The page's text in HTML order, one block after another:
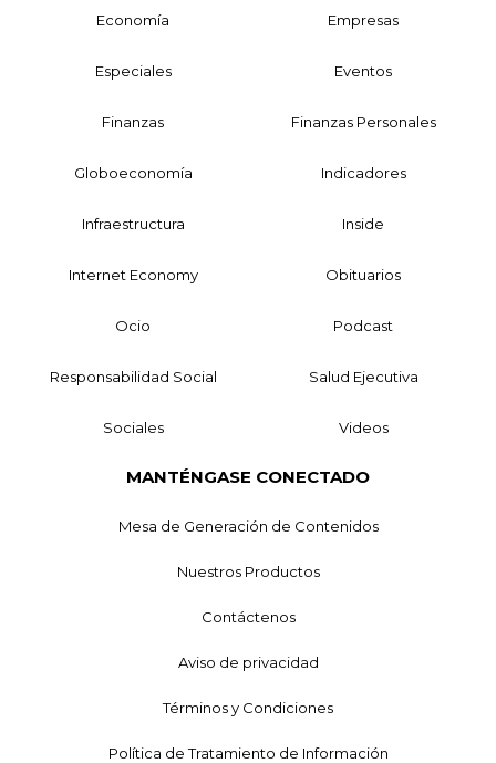
Economía Empresas
Especiales Eventos
Finanzas Finanzas Personales
Globoeconomía Indicadores
Infraestructura Inside
Internet Economy Obituarios
Ocio Podcast
Responsabilidad Social Salud Ejecutiva
Sociales Videos
MANTÉNGASE CONECTADO
Mesa de Generación de Contenidos
Nuestros Productos
Contáctenos
Aviso de privacidad
Términos y Condiciones
Política de Tratamiento de Información